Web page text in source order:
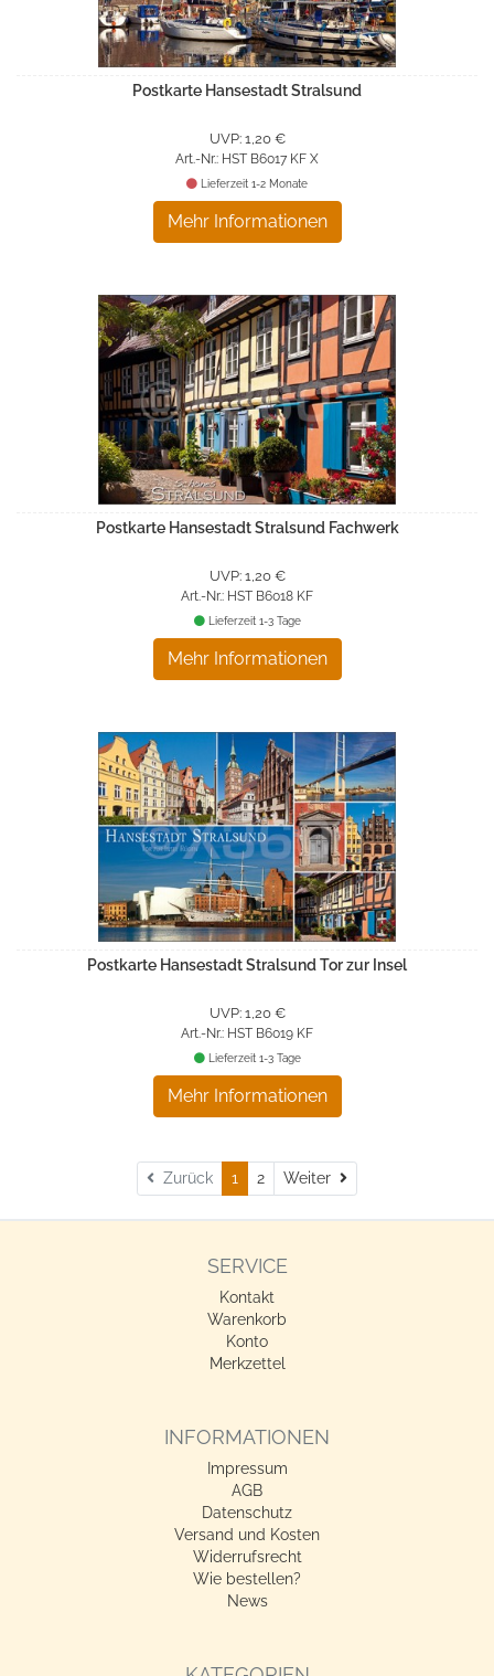
Postkarte Hansestadt Stralsund
UVP: 1,20 €
Art.-Nr.: HST B6017 KF X
Mehr Informationen
Lieferzeit 1-2 Monate
Postkarte Hansestadt Stralsund Fachwerk
UVP: 1,20 €
Art.-Nr.: HST B6018 KF
Mehr Informationen
Lieferzeit 1-3 Tage
Postkarte Hansestadt Stralsund Tor zur Insel
UVP: 1,20 €
Art.-Nr.: HST B6019 KF
Mehr Informationen
Lieferzeit 1-3 Tage
Zurück 1 2 Weiter Weiter
SERVICE
Kontakt
Warenkorb
Konto
Merkzettel
INFORMATIONEN
Impressum
AGB
Datenschutz
Versand und Kosten
Widerrufsrecht
Wie bestellen?
News